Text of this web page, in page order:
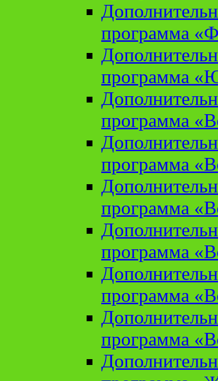
программа
программа
программа
программа
программа
программа
программа
программа